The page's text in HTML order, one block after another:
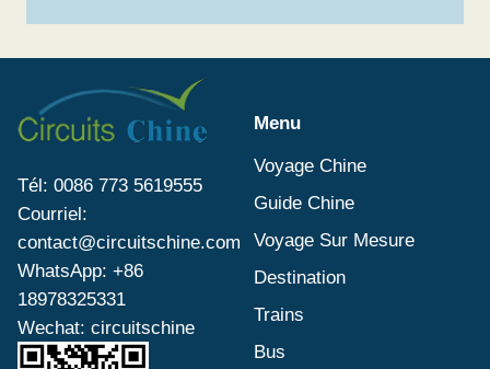
Tél: 0086 773 5619555
Courriel:
contact@circuitschine.com
WhatsApp: +86
18978325331
Wechat: circuitschine
Menu
Voyage Chine
Guide Chine
Voyage Sur Mesure
Destination
Trains
Bus